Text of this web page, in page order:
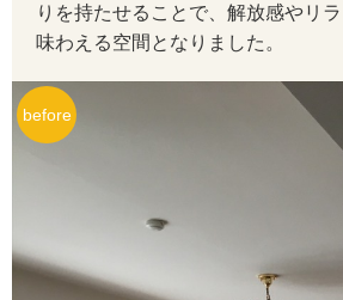
りを持たせることで、解放感やリ
味わえる空間となりました。